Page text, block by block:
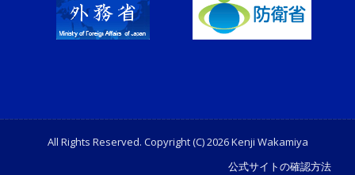
All Rights Reserved. Copyright (C) 2026 Kenji Wakamiya
公式サイトの確認方法